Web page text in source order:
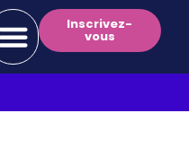
Inscrivez-
vous